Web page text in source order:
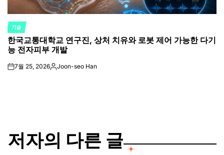
POSTED
IN
기술
한국교통대학교 연구진, 상처 치유와 로봇 제어 가능한 다기
능 전자피부 개발
on7월 25, 2026Posted
Joon-seo Han
저자의 다른 글